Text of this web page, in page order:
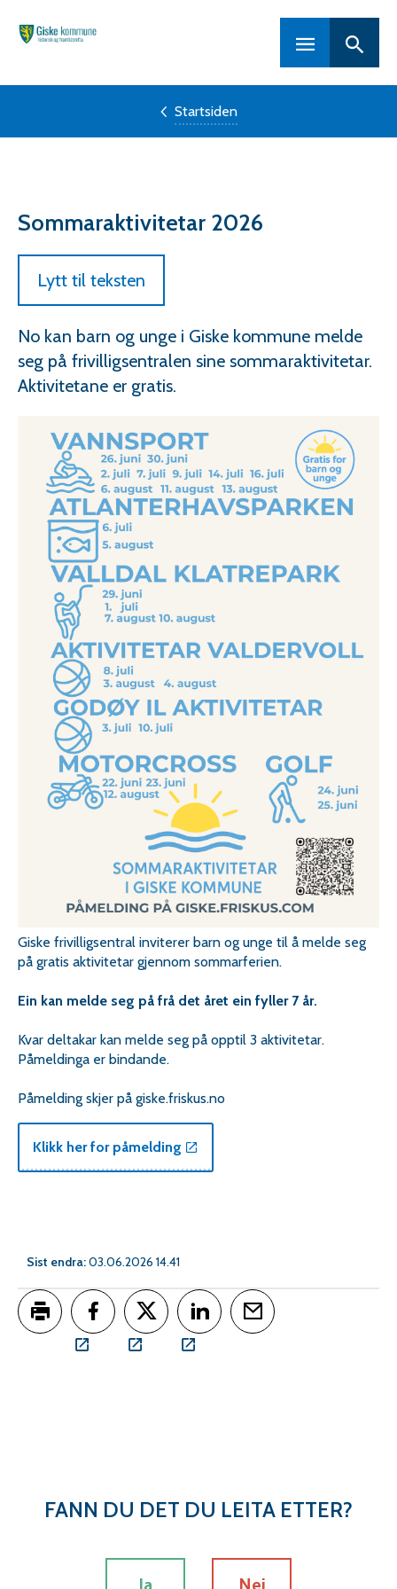
Startsiden
Sommaraktivitetar 2026
Lytt til teksten
No kan barn og unge i Giske kommune melde
seg på frivilligsentralen sine sommaraktivitetar.
Aktivitetane er gratis.
Giske frivilligsentral inviterer barn og unge til å melde seg
på gratis aktivitetar gjennom sommarferien.
Ein kan melde seg på frå det året ein fyller 7 år.
Kvar deltakar kan melde seg på opptil 3 aktivitetar.
Påmeldinga er bindande.
Påmelding skjer på giske.friskus.no
Klikk her for påmelding
Sist endra 03.06.2026 14.41
Del på Facebook
Del på TwitterDel på LinkedIn
FANN DU DET DU LEITA ETTER?
Ja Nei